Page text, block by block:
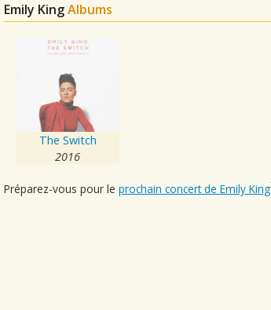
Emily KingAlbums
The Switch
2016
Préparez-vous pour le prochain concert de Emily King